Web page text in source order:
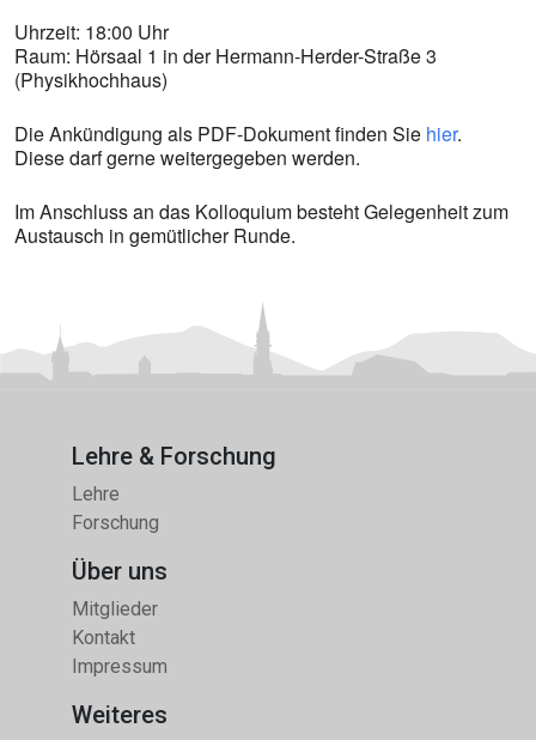
Uhrzeit: 18:00 Uhr
Raum: Hörsaal 1 in der Hermann-Herder-Straße 3
(Physikhochhaus)
Die Ankündigung als PDF-Dokument finden Sie hier.
Diese darf gerne weitergegeben werden.
Im Anschluss an das Kolloquium besteht Gelegenheit zum
Austausch in gemütlicher Runde.
Lehre & Forschung
Lehre
Forschung
Über uns
Mitglieder
Kontakt
Impressum
Weiteres